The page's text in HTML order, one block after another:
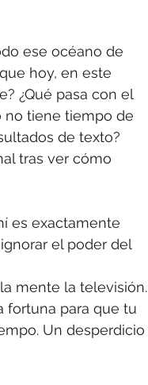
ese océano de
hoy, en este
¿Qué pasa con el
no tiene tiempo de
de texto?
tras ver cómo
es exactamente
el poder del
mente la televisión.
fortuna para que tu
Un desperdicio